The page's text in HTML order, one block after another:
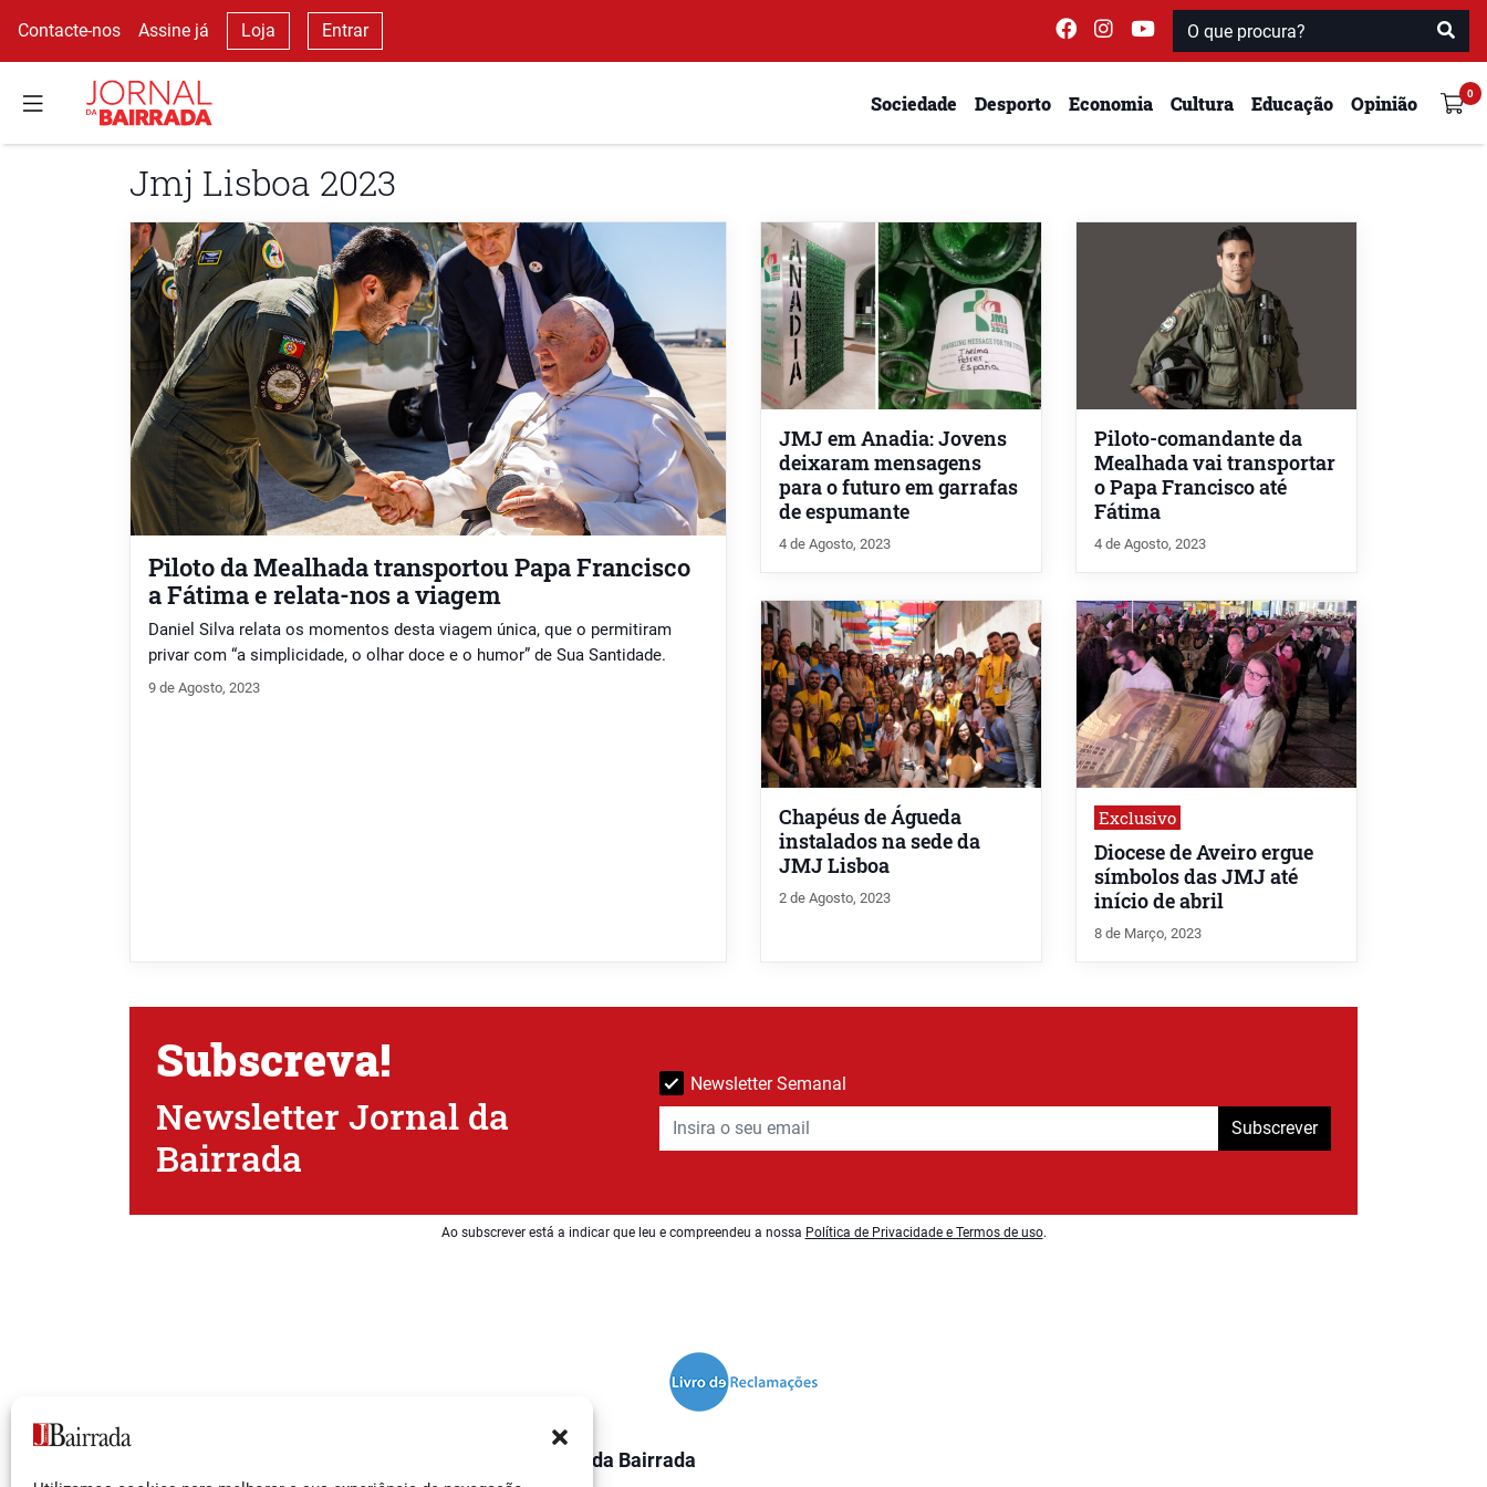
Contacte-nos Assine já Loja Entrar
Sociedade Desporto Economia Cultura Educação Opinião
Jmj Lisboa 2023
Piloto da Mealhada transportou Papa Francisco
a Fátima e relata-nos a viagem
Daniel Silva relata os momentos desta viagem única, que o permitiram
privar com “a simplicidade, o olhar doce e o humor” de Sua Santidade.
9 de Agosto, 2023
JMJ em Anadia: Jovens
deixaram mensagens
para o futuro em garrafas
de espumante
4 de Agosto, 2023
Piloto-comandante da
Mealhada vai transportar
o Papa Francisco até
Fátima
4 de Agosto, 2023
Chapéus de Águeda
instalados na sede da
JMJ Lisboa
2 de Agosto, 2023
Exclusivo
Diocese de Aveiro ergue
símbolos das JMJ até
início de abril
8 de Março, 2023
Subscreva!
Newsletter Jornal da
Bairrada
Newsletter Semanal
Subscrever
Ao subscrever está a indicar que leu e compreendeu a nossa Política de Privacidade e Termos de uso.
O Jornal da Bairrada